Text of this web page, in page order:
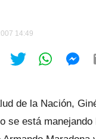
14:49
de la Nación,
se está manejando